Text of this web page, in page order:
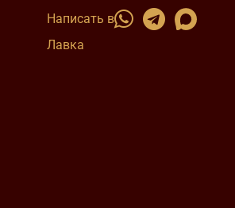
Написать в
Лавка